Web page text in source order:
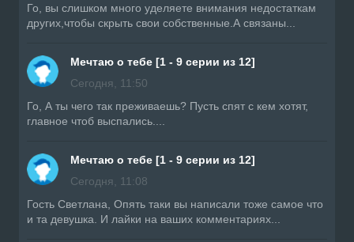
Го, вы слишком много уделяете внимания недостаткам
других,чтобы скрыть свои собственные.А связаны...
Мечтаю о тебе [1 - 9 серии из 12]
Сегодня, 11:50
Го, А ты чего так преживаешь? Пусть спят с кем хотят,
главное чтоб выспались....
Мечтаю о тебе [1 - 9 серии из 12]
Сегодня, 11:08
Гость Светлана, Опять таки вы написали тоже самое что
и та девушка. И лайки на ваших комментариях...